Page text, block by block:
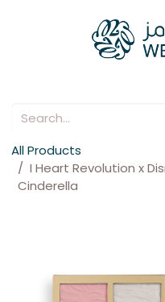
All Products
I Heart Revolution x
Cinderella